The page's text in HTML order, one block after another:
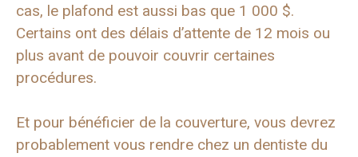
cas, le plafond est aussi bas que 1 000 $.
Certains ont des délais d’attente de 12 mois ou
plus avant de pouvoir couvrir certaines
procédures.
Et pour bénéficier de la couverture, vous devrez
probablement vous rendre chez un dentiste du